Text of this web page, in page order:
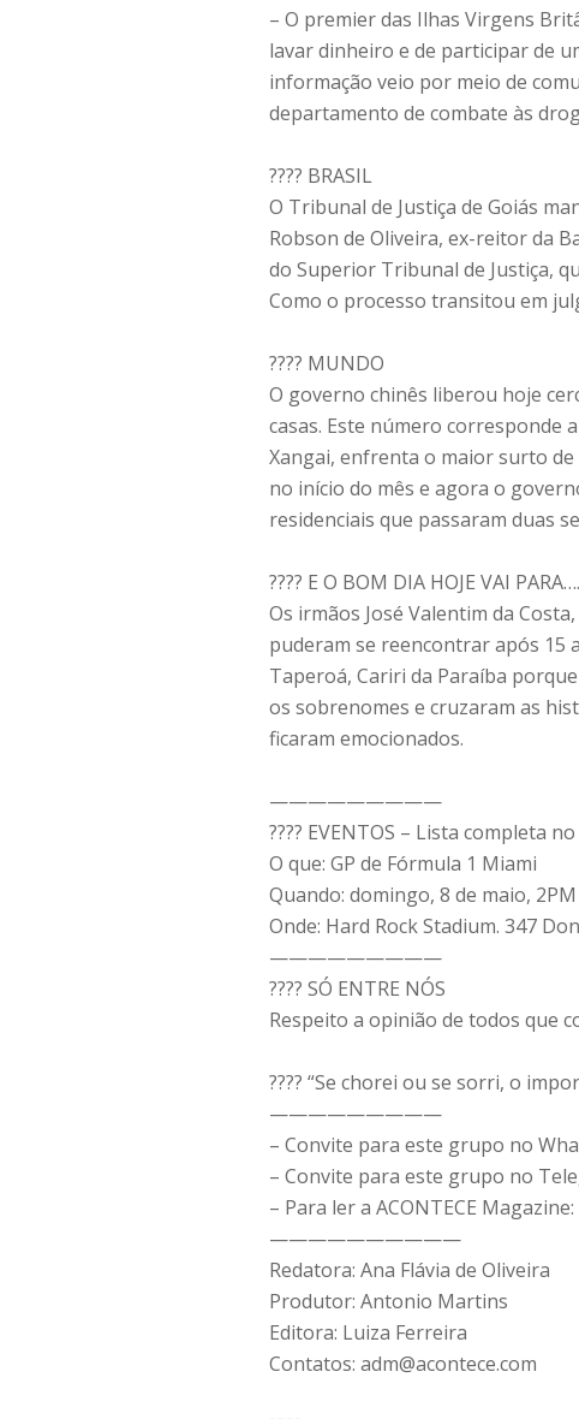
– O premier das Ilhas Virgens
lavar dinheiro e de participar de
informação veio por meio de
departamento de combate às
????️ BRASIL
O Tribunal de Justiça de Goiás
Robson de Oliveira, ex-reitor da
do Superior Tribunal de Justiça,
Como o processo transitou em
????️ MUNDO
O governo chinês liberou hoje
casas. Este número corresponde
Xangai, enfrenta o maior surto de
no início do mês e agora o
residenciais que passaram duas
????️ E O BOM DIA HOJE VAI PARA….
Os irmãos José Valentim da
puderam se reencontrar após 15
Taperoá, Cariri da Paraíba
os sobrenomes e cruzaram as
ficaram emocionados.
—————————
???? EVENTOS – Lista completa
O que: GP de Fórmula 1 Miami
Quando: domingo, 8 de maio, 2PM
Onde: Hard Rock Stadium. 347
—————————
???? SÓ ENTRE NÓS
Respeito a opinião de todos que
???? “Se chorei ou se sorri, o
—————————
– Convite para este grupo no
– Convite para este grupo no
– Para ler a ACONTECE
——————————
Redatora: Ana Flávia de Oliveira
Produtor: Antonio Martins
Editora: Luiza Ferreira
Contatos: adm@acontece.com